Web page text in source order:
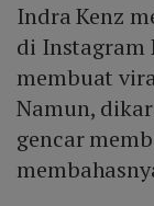
Indra Kenz
di Instagram
membuat
Namun,
gencar